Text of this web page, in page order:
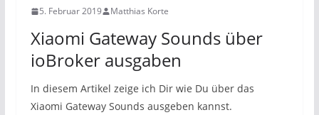
5. Februar 2019 Matthias Korte
Xiaomi Gateway Sounds über
ioBroker ausgaben
In diesem Artikel zeige ich Dir wie Du über das
Xiaomi Gateway Sounds ausgeben kannst.